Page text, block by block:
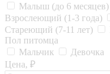
Малыш (до 6 месяцев)
Взрослеющий (1-3 года)
Стареющий (7-11 лет)
Пол питомца
Мальчик
Девочка
Цена, ₽